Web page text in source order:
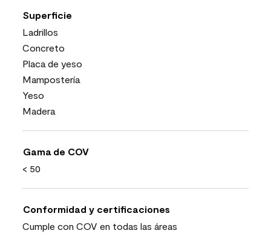
Superficie
Ladrillos
Concreto
Placa de yeso
Mampostería
Yeso
Madera
Gama de COV
< 50
Conformidad y certificaciones
Cumple con COV en todas las áreas